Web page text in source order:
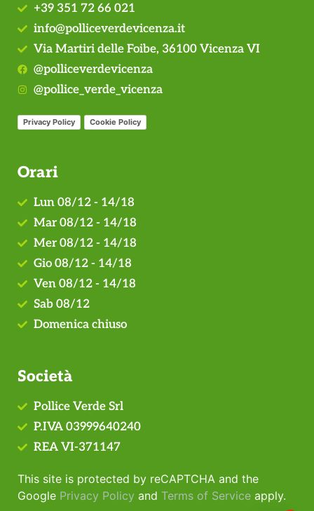
Società
Pollice Verde Srl
P.IVA 03999640240
REA VI-371147
This site is protected by reCAPTCHA and the
Google Privacy Policy and Terms of Service apply.
Orari
Lun 08/12 - 14/18
Mar 08/12 - 14/18
Mer 08/12 - 14/18
Gio 08/12 - 14/18
Ven 08/12 - 14/18
Sab 08/12
Domenica chiuso
+39 351 72 66 021
info@polliceverdevicenza.it
Via Martiri delle Foibe, 36100 Vicenza VI
@polliceverdevicenza
@pollice_verde_vicenza
Privacy Policy Cookie Policy